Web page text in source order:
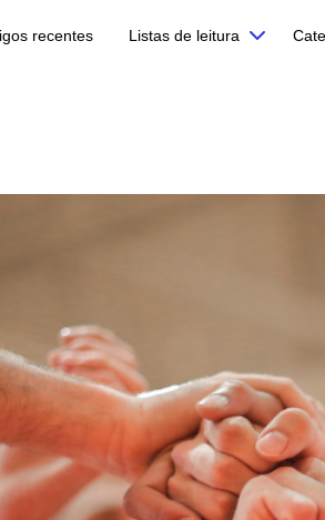
recentes Listas de leitura